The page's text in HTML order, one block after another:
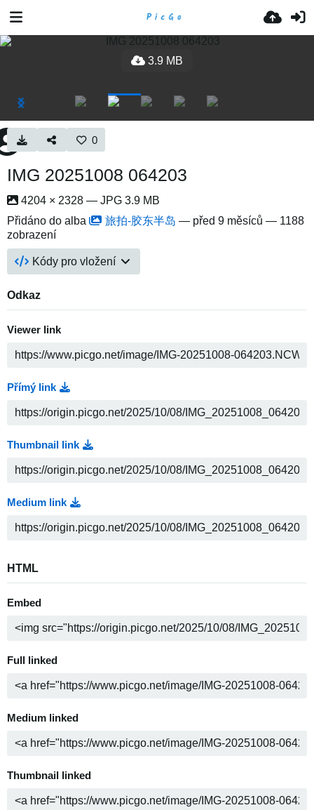
3.9 MB
0
IMG 20251008 064203
4204 × 2328 — JPG 3.9 MB
Přidáno do alba
旅拍-胶东半岛 — před 9 měsíců — 1188
zobrazení
Kódy pro vložení
Odkaz
Viewer link
Přímý link
Thumbnail link
Medium link
HTML
Embed
Full linked
Medium linked
Thumbnail linked